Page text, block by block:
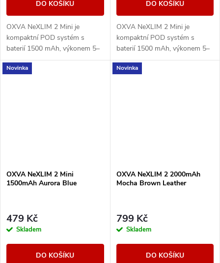
DO KOŠÍKU
OXVA NeXLIM 2 Mini je
kompaktní POD systém s
baterií 1500 mAh, výkonem 5–
30 W, rychlým nabíjením USB-
C 5V/2A a cartridgí UNITECH
DO KOŠÍKU
OXVA NeXLIM 2 Mini je
kompaktní POD systém s
baterií 1500 mAh, výkonem 5–
30 W, rychlým nabíjením USB-
C 5V/2A a cartridgí UNITECH
Novinka
OXVA NeXLIM 2 Mini
1500mAh Aurora Blue
479 Kč
Skladem
DO KOŠÍKU
Novinka
OXVA NeXLIM 2 2000mAh
Mocha Brown Leather
799 Kč
Skladem
DO KOŠÍKU